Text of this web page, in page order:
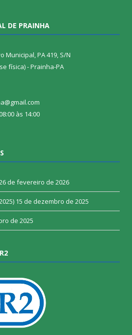
DE PRAINHA
Municipal, PA 419, S/N
física) - Prainha-PA
às 14:00
de fevereiro de 2026
15 de dezembro de 2025
de 2025